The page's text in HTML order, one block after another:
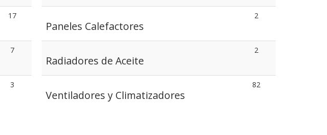
17
7
3
Paneles Calefactores
2
Radiadores de Aceite
2
Ventiladores y Climatizadores
82